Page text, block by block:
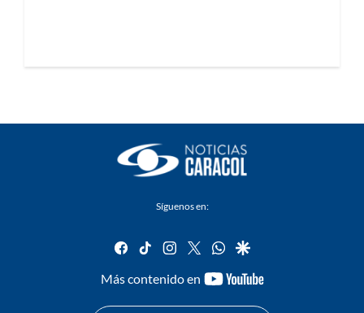
Síguenos en:
facebook
tiktok instagram
twitterwhatsapp
google
Más contenido en
youtube-